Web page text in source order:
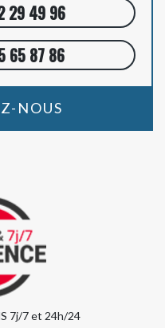
29 49 96
65 87 86
NOUS
7j/7 et 24h/24